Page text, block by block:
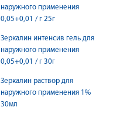
наружного применения
0,05+0,01 / г 25г
Зеркалин интенсив гель для
наружного применения
0,05+0,01 / г 30г
Зеркалин раствор для
наружного применения 1%
30мл